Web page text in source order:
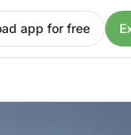
app for free